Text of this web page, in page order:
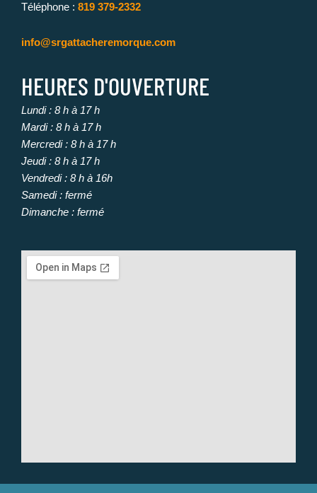
Téléphone : 819 379-2332
info@srgattacheremorque.com
HEURES D'OUVERTURE
Lundi : 8 h à 17 h
Mardi : 8 h à 17 h
Mercredi : 8 h à 17 h
Jeudi : 8 h à 17 h
Vendredi : 8 h à 16h
Samedi : fermé
Dimanche : fermé